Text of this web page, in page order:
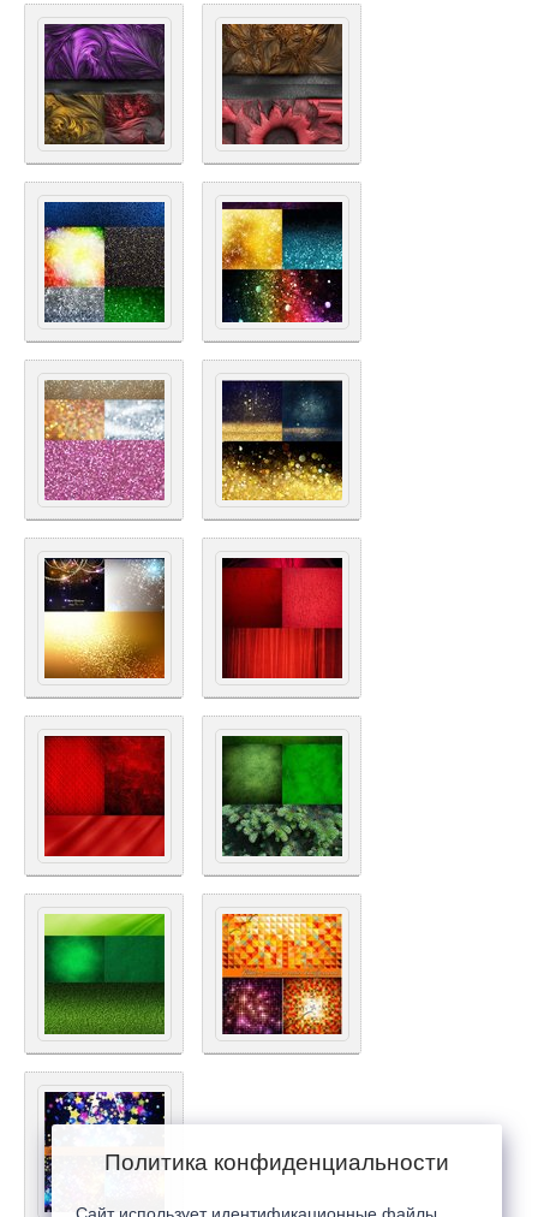
Политика конфиденциальности